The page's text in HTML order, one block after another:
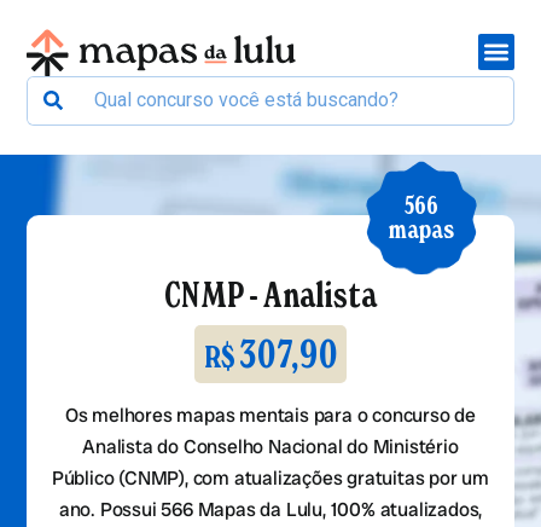
566
mapas
CNMP - Analista
R$307,90
Os melhores mapas mentais para o concurso de
Analista do Conselho Nacional do Ministério
Público (CNMP), com atualizações gratuitas por um
ano. Possui 566 Mapas da Lulu, 100% atualizados,